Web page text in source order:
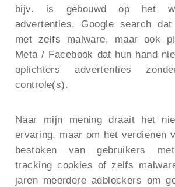
bijv. is gebouwd op het
advertenties, Google search
met zelfs malware, maar ook
Meta / Facebook dat hun hand
oplichters advertenties
controle(s).
Naar mijn mening draait het
ervaring, maar om het verdienen
bestoken van gebruikers
tracking cookies of zelfs
jaren meerdere adblockers om